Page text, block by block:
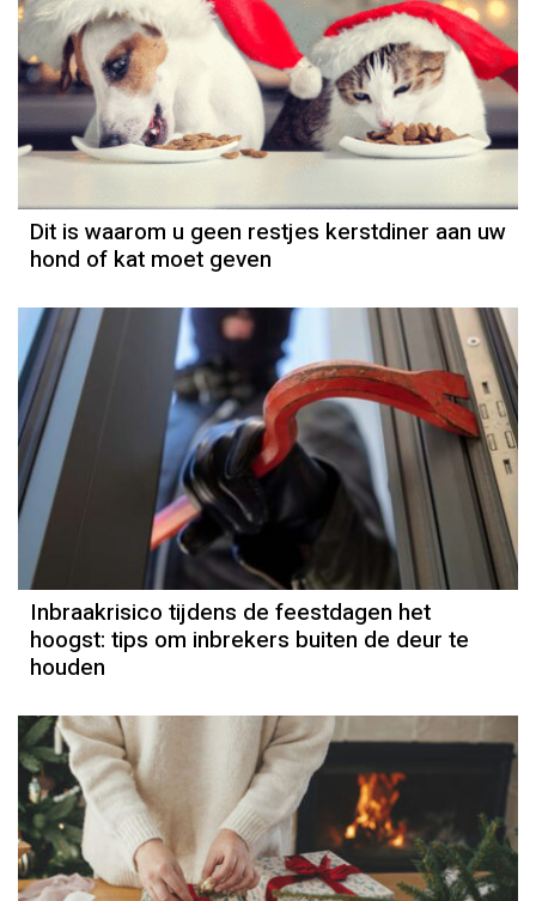
Dit is waarom u geen restjes kerstdiner aan uw
hond of kat moet geven
Inbraakrisico tijdens de feestdagen het
hoogst: tips om inbrekers buiten de deur te
houden